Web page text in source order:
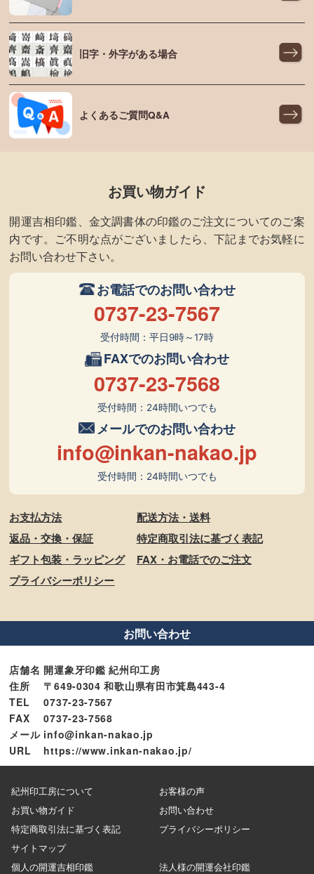
旧字・外字がある場合
よくあるご質問Q&A
お買い物ガイド
開運吉相印鑑、金文調書体の印鑑のご注文についてのご案
内です。ご不明な点がございましたら、下記までお気軽に
お問い合わせ下さい。
お電話でのお問い合わせ
0737-23-7567
受付時間：平日9時～17時
FAXでのお問い合わせ
0737-23-7568
受付時間：24時間いつでも
メールでのお問い合わせ
info@inkan-nakao.jp
受付時間：24時間いつでも
お支払方法
配送方法・送料
返品・交換・保証
特定商取引法に基づく表記
ギフト包装・ラッピング
FAX・お電話でのご注文
プライバシーポリシー
お問い合わせ
店舗名 開運象牙印鑑 紀州印工房
住所
〒649-0304 和歌山県有田市箕島443-4
TEL
0737-23-7567
FAX
0737-23-7568
メール info@inkan-nakao.jp
URL
https://www.inkan-nakao.jp/
紀州印工房について
お客様の声
お買い物ガイド
お問い合わせ
特定商取引法に基づく表記
プライバシーポリシー
サイトマップ
個人の開運吉相印鑑
法人様の開運会社印鑑